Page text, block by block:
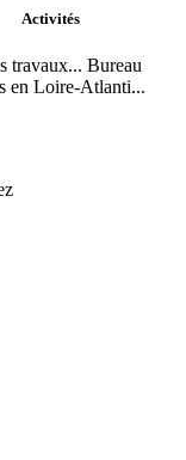
Activités
travaux... Bureau
en Loire-Atlanti...